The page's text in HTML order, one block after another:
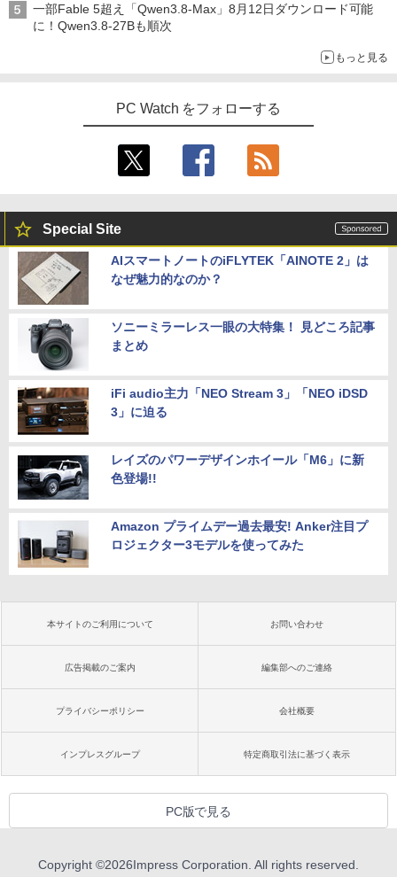
一部Fable 5超え「Qwen3.8-Max」8月12日ダウンロード可能
に！Qwen3.8-27Bも順次
もっと見る
PC Watch をフォローする
Special Site
AIスマートノートのiFLYTEK「AINOTE 2」は
なぜ魅力的なのか？
ソニーミラーレス一眼の大特集！ 見どころ記事
まとめ
iFi audio主力「NEO Stream 3」「NEO iDSD
3」に迫る
レイズのパワーデザインホイール「M6」に新
色登場!!
Amazon プライムデー過去最安! Anker注目プ
ロジェクター3モデルを使ってみた
本サイトのご利用について お問い合わせ
広告掲載のご案内 編集部へのご連絡
プライバシーポリシー 会社概要
インプレスグループ 特定商取引法に基づく表示
PC版で見る
Copyright ©2026Impress Corporation. All rights reserved.